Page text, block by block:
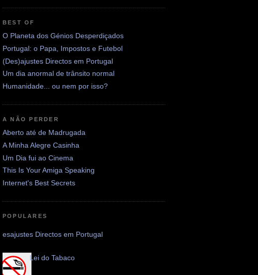
BEST OF
O Planeta dos Génios Desperdiçados
Portugal: o Papa, Impostos e Futebol
(Des)ajustes Directos em Portugal
Um dia anormal de trânsito normal
Humanidade... ou nem por isso?
A NÃO PERDER
Aberto até de Madrugada
A Minha Alegre Casinha
Um Dia fui ao Cinema
This Is Your Amiga Speaking
Internet's Best Secrets
POPULARES
Desajustes Directos em Portugal
Lei do Tabaco